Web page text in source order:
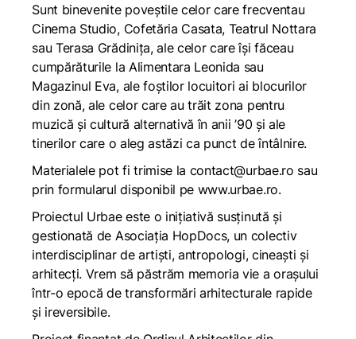
Sunt binevenite poveștile celor care frecventau
Cinema Studio, Cofetăria Casata, Teatrul Nottara
sau Terasa Grădinița, ale celor care își făceau
cumpărăturile la Alimentara Leonida sau
Magazinul Eva, ale foștilor locuitori ai blocurilor
din zonă, ale celor care au trăit zona pentru
muzică și cultură alternativă în anii ’90 și ale
tinerilor care o aleg astăzi ca punct de întâlnire.
Materialele pot fi trimise la contact@urbae.ro sau
prin formularul disponibil pe www.urbae.ro.
Proiectul Urbae este o inițiativă susținută și
gestionată de Asociația HopDocs, un colectiv
interdisciplinar de artiști, antropologi, cineaști și
arhitecți. Vrem să păstrăm memoria vie a orașului
într-o epocă de transformări arhitecturale rapide
și ireversibile.